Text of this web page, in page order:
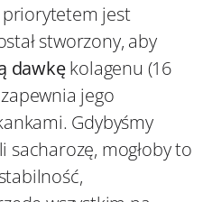
jest
stworzony, aby
dawkękolagenu (16
jego
Gdybyśmy
sacharozę, mogłoby to